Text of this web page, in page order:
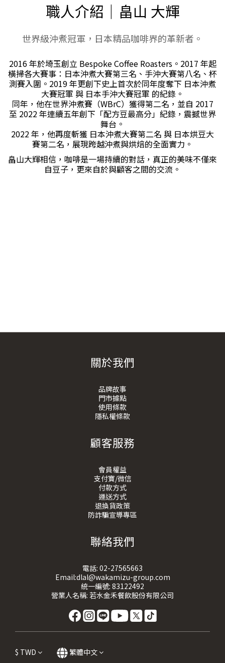
職人介紹｜畠山 大輝
世界級沖煮冠軍，日本精品咖啡界的革新者。
2016 年於埼玉創立 Bespoke Coffee Roasters。2017 年起
橫掃各大賽事：日本沖煮大賽第三名、手沖大賽第八名、杯
測賽入圍。2019 年更創下史上首次於同年度奪下 日本沖煮
大賽冠軍 與 日本手沖大賽冠軍 的紀錄。
同年，他在世界沖煮賽（WBrC）獲得第二名，並自 2017
至 2022 年連續五年創下「配方豆最高分」紀錄，震撼世界
舞台。
2022 年，他再度斬獲 日本沖煮大賽第二名 與 日本烘豆大
賽第二名，展現跨越沖煮與烘焙的全面實力。
畠山大輝相信，咖啡是一場持續的對話，真正的美味不僅來
自豆子，更來自於與顧客之間的交流。
關於我們
品牌故事
門市據點
使用條款
隱私權條款
顧客服務
會員權益
支付寶/微信
付款方式
運送方式
退換貨政策
防詐騙宣導專區
聯絡我們
電話: 02-27565663
Email:dlal@wakamizu-group.com
統一編號: 83122492
營業人名稱: 若水金禾餐飲股份有限公司
$ TWD 繁體中文